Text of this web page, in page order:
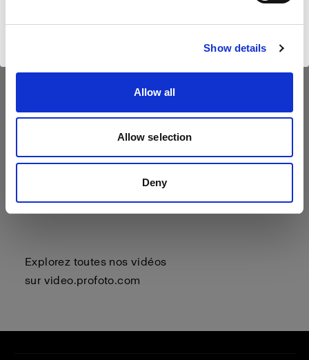
Show details
Allow all
Allow selection
Deny
Parcourez les archives et visionnez-les à votre
guise.
Explorez toutes nos vidéos
sur video.profoto.com